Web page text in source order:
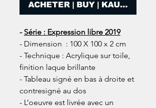
ACHETER | BUY | KAUFEN
- Série : Expression libre 2019
- Dimension : 100 X 100 x 2 cm
- Technique : Acrylique sur toile,
finition laque brillante
- Tableau signé en bas à droite et
contresigné au dos
- L’oeuvre est livrée avec un